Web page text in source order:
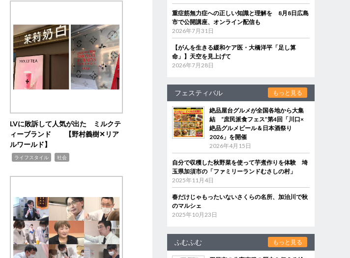
LVに敗訴して人気が出た ミルクテ
ィーブランド 【野村義樹✕リア
ルワールド】
ライフスタイル 社会
重症筋無力症への正しい知識と理解を 8月8日広島
市で公開講座、オンライン配信も
2026年7月31日
【がんを生きる緩和ケア医・大橋洋平「足し算
命」】天空を見上げて
2026年7月28日
フェスティバル もっと見る
絶品屋台グルメが全国各地から大集
結 “庶民派食フェス”第4回「川口×
絶品グルメビール＆日本酒祭り
2026」を開催
2026年4月15日
自分で収穫した秋野菜を使って芋煮作りを体験 埼
玉県加須市の「ファミリーランドむさしの村」
2025年11月4日
春だけじゃもったいないさくらの名所、加治川で秋
のマルシェ
2025年10月23日
ふむふむ もっと見る